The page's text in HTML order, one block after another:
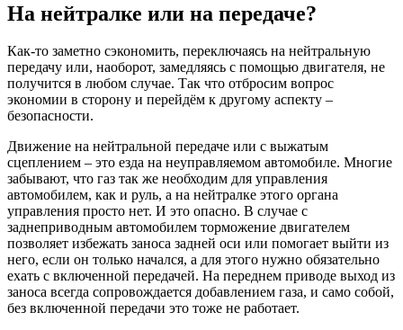
На нейтралке или на передаче?
Как-то заметно сэкономить, переключаясь на нейтральную
передачу или, наоборот, замедляясь с помощью двигателя, не
получится в любом случае. Так что отбросим вопрос
экономии в сторону и перейдём к другому аспекту –
безопасности.
Движение на нейтральной передаче или с выжатым
сцеплением – это езда на неуправляемом автомобиле. Многие
забывают, что газ так же необходим для управления
автомобилем, как и руль, а на нейтралке этого органа
управления просто нет. И это опасно. В случае с
заднеприводным автомобилем торможение двигателем
позволяет избежать заноса задней оси или помогает выйти из
него, если он только начался, а для этого нужно обязательно
ехать с включенной передачей. На переднем приводе выход из
заноса всегда сопровождается добавлением газа, и само собой,
без включенной передачи это тоже не работает.